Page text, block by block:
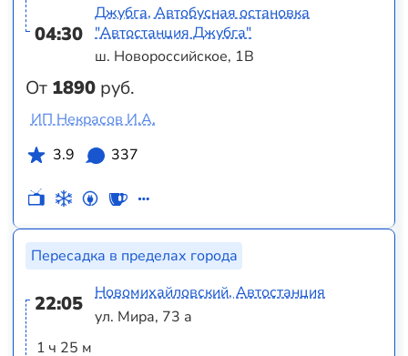
04:30
От 1890 руб.
Джубга, Автобусная остановка
"Автостанция Джубга"
ш. Новороссийское, 1В
ИП Некрасов И.А.
3.9
337
Пересадка в пределах города
22:05
1 ч 25 м
Новомихайловский, Автостанция
ул. Мира, 73 а